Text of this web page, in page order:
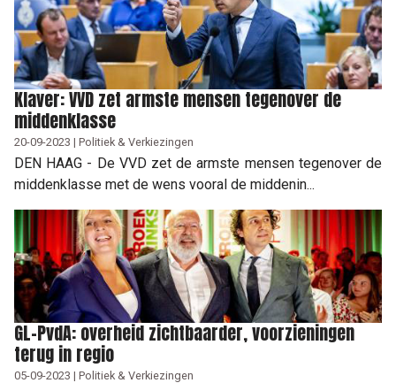
Klaver: VVD zet armste mensen tegenover de
middenklasse
20-09-2023 | Politiek & Verkiezingen
DEN HAAG - De VVD zet de armste mensen tegenover de
middenklasse met de wens vooral de middenin...
GL-PvdA: overheid zichtbaarder, voorzieningen
terug in regio
05-09-2023 | Politiek & Verkiezingen